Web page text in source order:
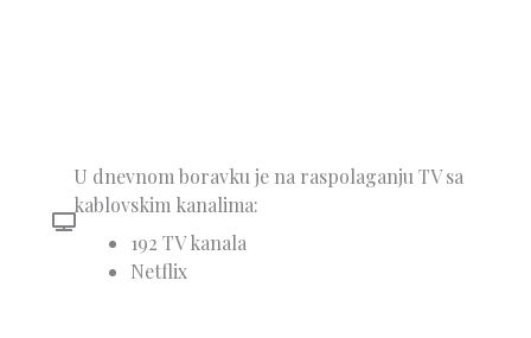
U dnevnom boravku je na raspolaganju TV sa
kablovskim kanalima:
192 TV kanala
Netflix